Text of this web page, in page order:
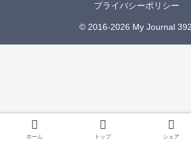
プライバシーポリシー
© 2016-2026 My Journal
ホーム トップ シェア